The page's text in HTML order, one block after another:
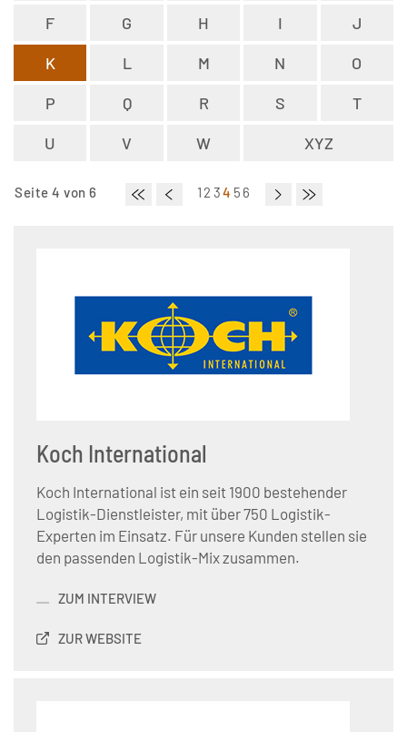
F
G H I
J
K
L M N
O
P
Q R S
T
U
V W XYZ
Seite 4 von 6 1 2 34 5 6
Koch International
Koch International ist ein seit 1900 bestehender
Logistik-Dienstleister, mit über 750 Logistik-
Experten im Einsatz. Für unsere Kunden stellen sie
den passenden Logistik-Mix zusammen.
ZUM INTERVIEW
ZUR WEBSITE